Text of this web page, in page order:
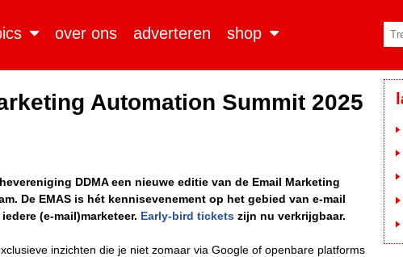
over ons adverteren shop
Automation Summit 2025
DDMA een nieuwe editie van de Email Marketing
De EMAS is hét kennisevenement op het gebied van e-mail
(e-mail)marketeer. Early-bird tickets zijn nu verkrijgbaar.
inzichten die je niet zomaar via Google of openbare platforms